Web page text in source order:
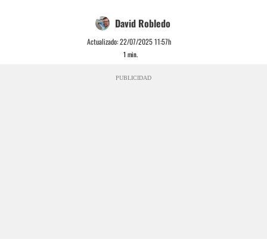
David Robledo
Actualizado:22/07/2025 11:57h
1 min.
PUBLICIDAD